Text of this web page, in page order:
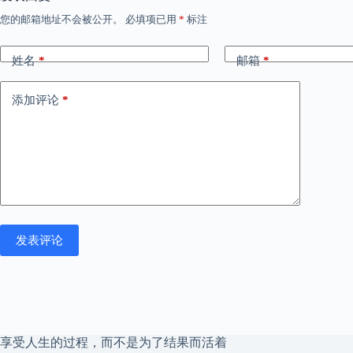
您的邮箱地址不会被公开。 必填项已用 * 标注
姓名* 邮箱*
添加评论 *
发表评论
享受人生的过程，而不是为了结果而活着